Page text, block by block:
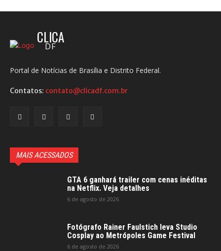
CLICA
DF
Portal de Notícias de Brasília e Distrito Federal.
Contatos: contato@clicadf.com.br
MAIS ACESSADOS
GTA 6 ganhará trailer com cenas inéditas
na Netflix. Veja detalhes
6 de agosto de 2026
Fotógrafo Rainer Faulstich leva Studio
Cosplay ao Metrópoles Game Festival
6 de agosto de 2026